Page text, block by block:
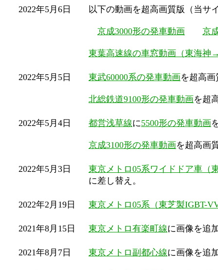
2022年5月6日 以下の動画を超高画質版（当サ
京成3000形の発車動画 京
東葉高速線の車窓動画（東海神
2022年5月5日 東武60000系の発車動画を超高
北総鉄道9100形の発車動画を超
2022年5月4日 都営浅草線に5500形の発車動画
京成3100形の発車動画を超高画
2022年5月3日
東京メトロ05系ワイドドア車（
に差し替え。
2022年2月19日 東京メトロ05系（東芝製IGBT-
2021年8月15日 東京メトロ有楽町線に画像を追
2021年8月7日 東京メトロ副都心線に画像を追